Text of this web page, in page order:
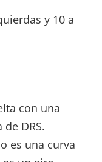
y 10 a
con una
DRS.
es una curva